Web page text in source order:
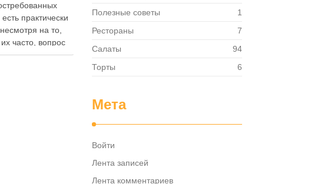
практически
на то,
часто, вопрос
где
Полезные советы
1
Рестораны
7
Салаты
94
Торты
6
Мета
Войти
Лента записей
Лента комментариев